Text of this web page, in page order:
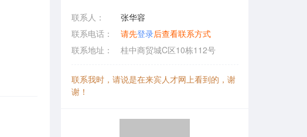
联系人：
张华容
联系电话：
请先登录后查看联系方式
联系地址：
桂中商贸城C区10栋112号
联系我时，请说是在来宾人才网上看到的，谢
谢！